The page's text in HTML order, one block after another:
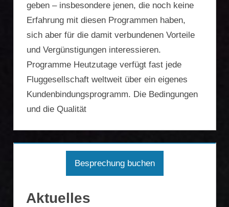
geben – insbesondere jenen, die noch keine
Erfahrung mit diesen Programmen haben,
sich aber für die damit verbundenen Vorteile
und Vergünstigungen interessieren.
Programme Heutzutage verfügt fast jede
Fluggesellschaft weltweit über ein eigenes
Kundenbindungsprogramm. Die Bedingungen
und die Qualität
Besprechung buchen
Aktuelles